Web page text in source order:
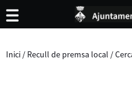
Inici / Recull de premsa local /